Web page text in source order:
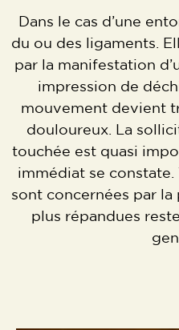
Dans le cas d’une
du ou des ligaments.
par la manifestation
impression de
mouvement devient
douloureux. La
touchée est quasi
immédiat se
sont concernées par la
plus répandues